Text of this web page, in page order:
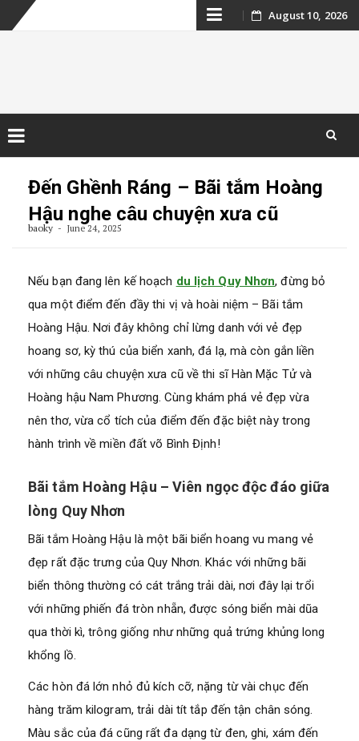
Skip August 10, 2026
lịch Campuchia
Đến Ghềnh Ráng – Bãi tắm Hoàng
Hậu nghe câu chuyện xưa cũ
baoky June 24, 2025
Nếu bạn đang lên kế hoạch du lịch Quy Nhơn, đừng bỏ
qua một điểm đến đầy thi vị và hoài niệm – Bãi tắm
Hoàng Hậu. Nơi đây không chỉ lừng danh với vẻ đẹp
hoang sơ, kỳ thú của biển xanh, đá lạ, mà còn gắn liền
với những câu chuyện xưa cũ về thi sĩ Hàn Mặc Tử và
Hoàng hậu Nam Phương. Cùng khám phá vẻ đẹp vừa
nên thơ, vừa cổ tích của điểm đến đặc biệt này trong
hành trình về miền đất võ Bình Định!
Bãi tắm Hoàng Hậu – Viên ngọc độc đáo giữa
lòng Quy Nhơn
Bãi tắm Hoàng Hậu là một bãi biển hoang vu mang vẻ
đẹp rất đặc trưng của Quy Nhơn. Khác với những bãi
biển thông thường có cát trắng trải dài, nơi đây lại trổi
với những phiến đá tròn nhẵn, được sóng biển mài dũa
qua thời kì, trông giống như những quả trứng khủng long
khổng lồ.
Các hòn đá lớn nhỏ đủ kích cỡ, nặng từ vài chục đến
hàng trăm kilogram, trải dài tít tắp đến tận chân sóng.
Màu sắc của đá cũng rất đa dạng từ đen, ghi, xám đến